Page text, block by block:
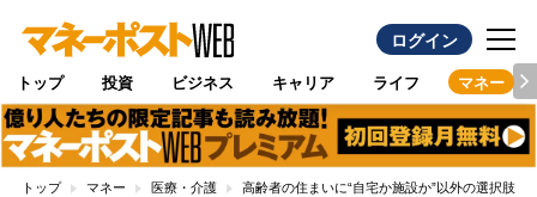
ログイン
トップ 投資 ビジネス キャリア ライフ マネー
トップ マネー 医療・介護 高齢者の住まいに“自宅か施設か”以外の選択肢